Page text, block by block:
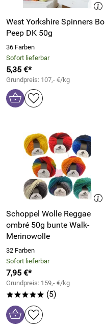
West Yorkshire Spinners Bo
Peep DK 50g
36 Farben
Sofort lieferbar
5,35 €*
Grundpreis: 107,- €/kg
Schoppel Wolle Reggae
ombré 50g bunte Walk-
Merinowolle
32 Farben
Sofort lieferbar
7,95 €*
Grundpreis: 159,- €/kg
***** (5)